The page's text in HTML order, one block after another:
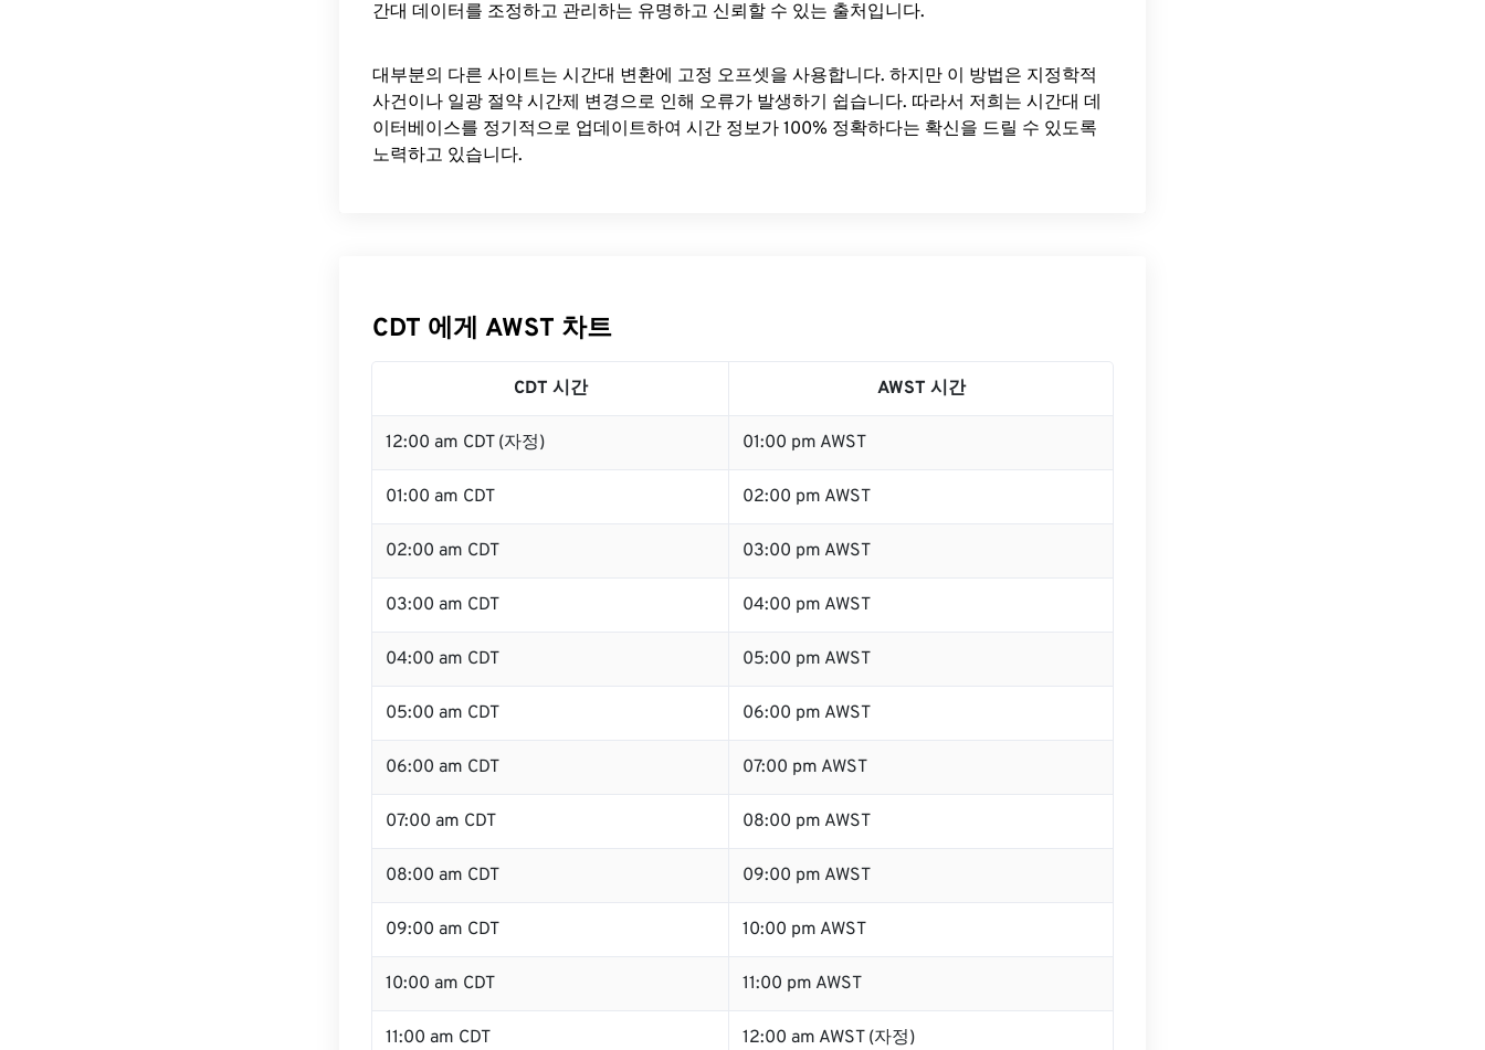
간대 데이터를 조정하고 관리하는 유명하고 신뢰할 수 있는 출처입니다.
대부분의 다른 사이트는 시간대 변환에 ​​고정 오프셋을 사용합니다. 하지만 이 방법은 지정학적
사건이나 일광 절약 시간제 변경으로 인해 오류가 발생하기 쉽습니다. 따라서 저희는 시간대 데
이터베이스를 정기적으로 업데이트하여 시간 정보가 100% 정확하다는 확신을 드릴 수 있도록
노력하고 있습니다.
CDT 에게 AWST 차트
CDT 시간 AWST 시간
12:00 am CDT (자정) 01:00 pm AWST
01:00 am CDT 02:00 pm AWST
02:00 am CDT 03:00 pm AWST
03:00 am CDT 04:00 pm AWST
04:00 am CDT 05:00 pm AWST
05:00 am CDT 06:00 pm AWST
06:00 am CDT 07:00 pm AWST
07:00 am CDT 08:00 pm AWST
08:00 am CDT 09:00 pm AWST
09:00 am CDT 10:00 pm AWST
10:00 am CDT 11:00 pm AWST
11:00 am CDT 12:00 am AWST (자정)